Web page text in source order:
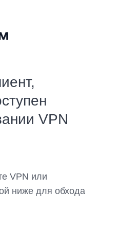
VPN
VPN или
ниже для обхода